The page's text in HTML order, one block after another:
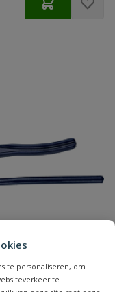
te personaliseren, om
te